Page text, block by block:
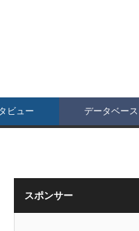
ビュー データベース
スポンサー